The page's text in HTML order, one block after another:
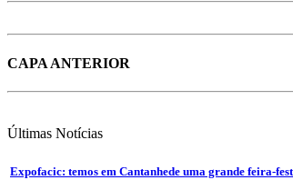
CAPA ANTERIOR
Últimas Notícias
Expofacic: temos em Cantanhede uma grande feira-